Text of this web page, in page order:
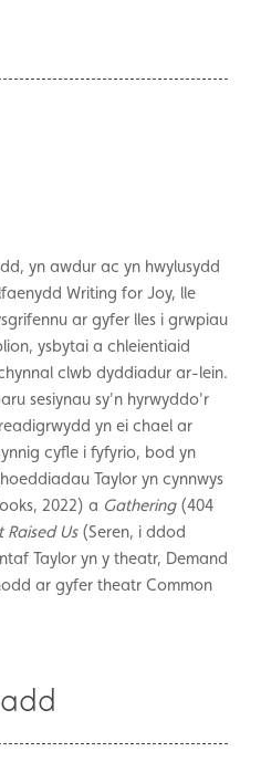
yn awdur ac yn hwylusydd
Writing for Joy, lle
ar gyfer lles i grwpiau
ysbytai a chleientiaid
clwb dyddiadur ar-lein.
sesiynau sy'n hyrwyddo'r
yn ei chael ar
cyfle i fyfyrio, bod yn
Taylor yn cynnwys
2022) a Gathering (404
Raised Us (Seren, i ddod
Taylor yn y theatr, Demand
ar gyfer theatr Common